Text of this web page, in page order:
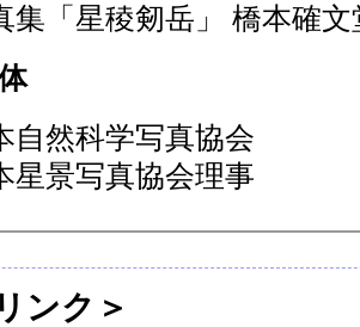
集「星稜剱岳」 橋本確文
自然科学写真協会
星景写真協会理事
ンク＞